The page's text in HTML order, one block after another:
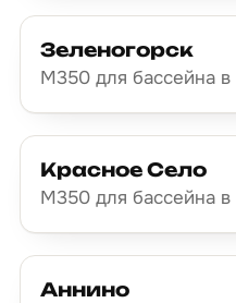
Зеленогорск
М350 для бассейна в
Красное Село
М350 для бассейна
Аннино